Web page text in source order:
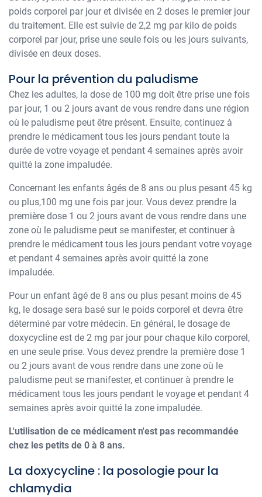
poids corporel par jour et divisée en 2 doses le premier jour
du traitement. Elle est suivie de 2,2 mg par kilo de poids
corporel par jour, prise une seule fois ou les jours suivants,
divisée en deux doses.
Pour la prévention du paludisme
Chez les adultes, la dose de 100 mg doit être prise une fois
par jour, 1 ou 2 jours avant de vous rendre dans une région
où le paludisme peut être présent. Ensuite, continuez à
prendre le médicament tous les jours pendant toute la
durée de votre voyage et pendant 4 semaines après avoir
quitté la zone impaludée.
Concernant les enfants âgés de 8 ans ou plus pesant 45 kg
ou plus,100 mg une fois par jour. Vous devez prendre la
première dose 1 ou 2 jours avant de vous rendre dans une
zone où le paludisme peut se manifester, et continuer à
prendre le médicament tous les jours pendant votre voyage
et pendant 4 semaines après avoir quitté la zone
impaludée.
Pour un enfant âgé de 8 ans ou plus pesant moins de 45
kg, le dosage sera basé sur le poids corporel et devra être
déterminé par votre médecin. En général, le dosage de
doxycycline est de 2 mg par jour pour chaque kilo corporel,
en une seule prise. Vous devez prendre la première dose 1
ou 2 jours avant de vous rendre dans une zone où le
paludisme peut se manifester, et continuer à prendre le
médicament tous les jours pendant le voyage et pendant 4
semaines après avoir quitté la zone impaludée.
L'utilisation de ce médicament n'est pas recommandée
chez les petits de 0 à 8 ans.
La doxycycline : la posologie pour la
chlamydia